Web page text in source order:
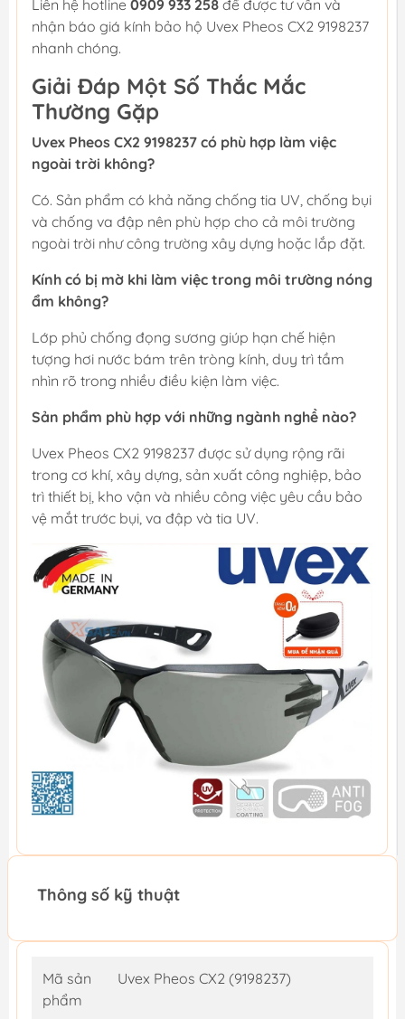
Liên hệ hotline 0909 933 258 để được tư vấn và
nhận báo giá kính bảo hộ Uvex Pheos CX2 9198237
nhanh chóng.
Giải Đáp Một Số Thắc Mắc
Thường Gặp
Uvex Pheos CX2 9198237 có phù hợp làm việc
ngoài trời không?
Có. Sản phẩm có khả năng chống tia UV, chống bụi
và chống va đập nên phù hợp cho cả môi trường
ngoài trời như công trường xây dựng hoặc lắp đặt.
Kính có bị mờ khi làm việc trong môi trường nóng
ẩm không?
Lớp phủ chống đọng sương giúp hạn chế hiện
tượng hơi nước bám trên tròng kính, duy trì tầm
nhìn rõ trong nhiều điều kiện làm việc.
Sản phẩm phù hợp với những ngành nghề nào?
Uvex Pheos CX2 9198237 được sử dụng rộng rãi
trong cơ khí, xây dựng, sản xuất công nghiệp, bảo
trì thiết bị, kho vận và nhiều công việc yêu cầu bảo
vệ mắt trước bụi, va đập và tia UV.
Thông số kỹ thuật
Mã sản
phẩm
Uvex Pheos CX2 (9198237)